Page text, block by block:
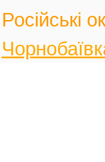
Російські